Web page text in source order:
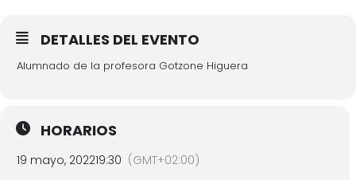
DETALLES DEL EVENTO
Alumnado de la profesora Gotzone Higuera
HORARIOS
19 mayo, 202219:30 (GMT+02:00)